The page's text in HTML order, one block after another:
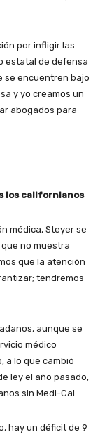
por infligir las
estatal de defensa
se encuentren bajo
y yo creamos un
abogados para
los californianos
médica, Steyer se
no muestra
que la atención
tendremos
aunque se
médico
a lo que cambió
ley el año pasado,
sin Medi-Cal.
hay un déficit de 9